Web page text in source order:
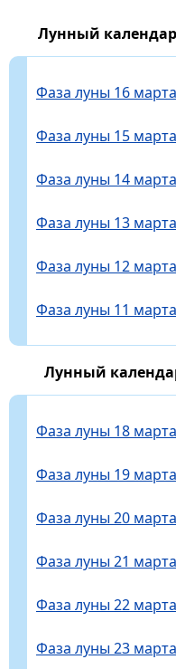
Лунный
Фаза луны 16
Фаза луны 15
Фаза луны 14
Фаза луны 13
Фаза луны 12
Фаза луны 11
Лунный
Фаза луны 18
Фаза луны 19
Фаза луны 20
Фаза луны 21
Фаза луны 22
Фаза луны 23